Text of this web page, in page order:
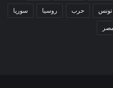
تونس حرب روسيا سوريا